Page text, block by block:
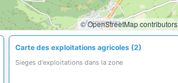
© OpenStreetMap contributors
Carte des exploitations agricoles (2)
Sieges d'exploitations dans la zone